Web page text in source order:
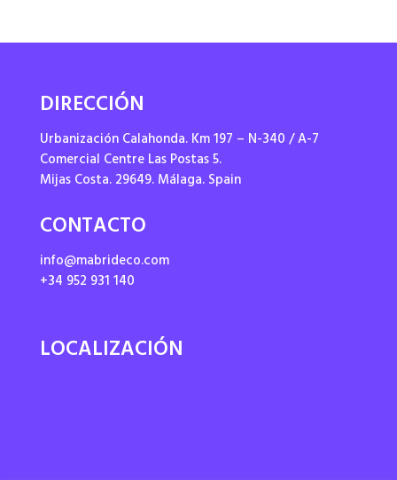
DIRECCIÓN
Urbanización Calahonda. Km 197 – N-340 / A-7
Comercial Centre Las Postas 5.
Mijas Costa. 29649. Málaga. Spain
CONTACTO
info@mabrideco.com
+34 952 931 140
LOCALIZACIÓN